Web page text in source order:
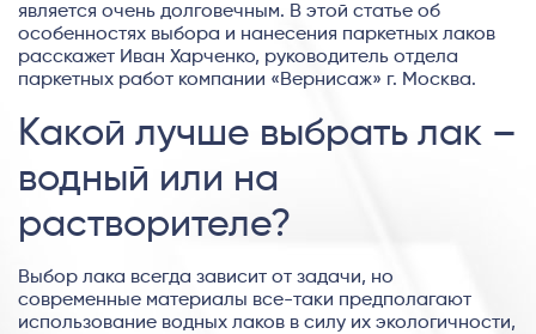
является очень долговечным. В этой статье об
особенностях выбора и нанесения паркетных лаков
расскажет Иван Харченко, руководитель отдела
паркетных работ компании «Вернисаж» г. Москва.
Какой лучше выбрать лак –
водный или на
растворителе?
Выбор лака всегда зависит от задачи, но
современные материалы все-таки предполагают
использование водных лаков в силу их экологичности,